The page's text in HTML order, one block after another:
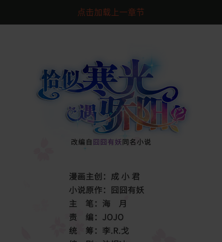
点击加载上一章节